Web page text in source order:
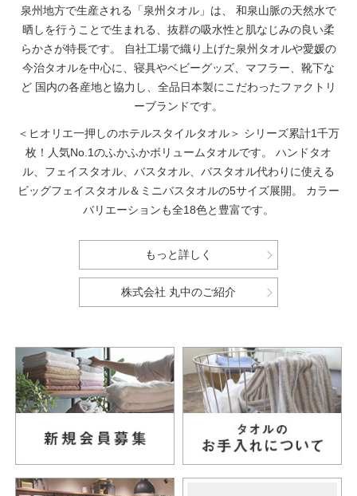
泉州地方で生産される「泉州タオル」は、
和泉山脈の天然水で
晒しを行うことで生まれる、抜群の吸水性と肌なじみの良い柔
らかさが特長です。
自社工場で織り上げた泉州タオルや愛媛の
今治タオルを中心に、寝具やベビーグッズ、マフラー、靴下な
ど 国内の各産地と協力し、全品日本製にこだわったファクトリ
ーブランドです。
＜ヒオリエ一押しのホテルスタイルタオル＞ シリーズ累計1千万
枚！人気No.1のふかふかボリュームタオルです。
ハンドタオ
ル、フェイスタオル、バスタオル、バスタオル代わりに使える
ビッグフェイスタオル＆ミニバスタオルの5サイズ展開。
カラー
バリエーションも全18色と豊富です。
もっと詳しく
株式会社 丸中のご紹介